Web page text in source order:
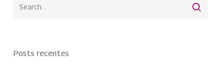
Posts recentes